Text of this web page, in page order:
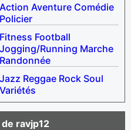
Action Aventure Comédie
Policier
Fitness Football
Jogging/Running Marche
Randonnée
Jazz Reggae Rock Soul
Variétés
ravjp12